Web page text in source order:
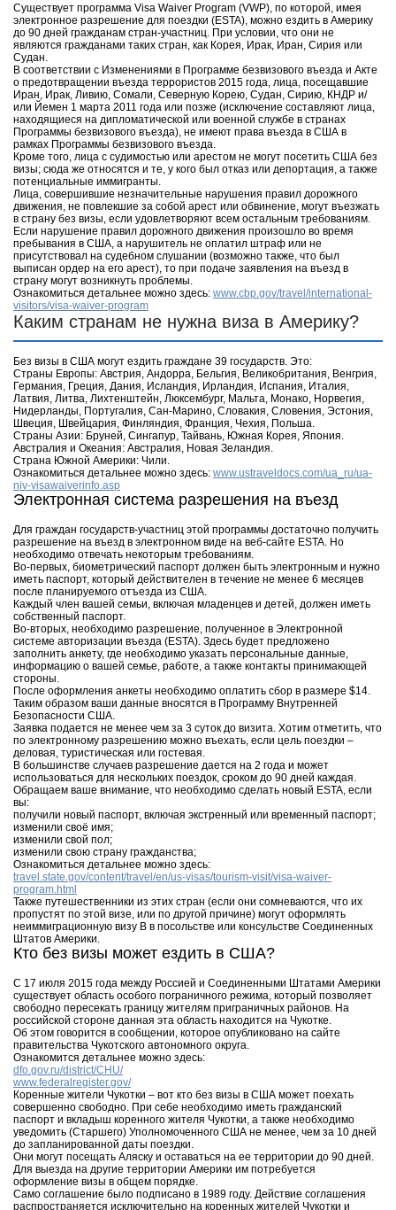
Существует программа Visa Waiver Program (VWP), по которой, имея
электронное разрешение для поездки (ESTA), можно ездить в Америку
до 90 дней гражданам стран-участниц. При условии, что они не
являются гражданами таких стран, как Корея, Ирак, Иран, Сирия или
Судан.
В соответствии с Изменениями в Программе безвизового въезда и Акте
о предотвращении въезда террористов 2015 года, лица, посещавшие
Иран, Ирак, Ливию, Сомали, Северную Корею, Судан, Сирию, КНДР и/
или Йемен 1 марта 2011 года или позже (исключение составляют лица,
находящиеся на дипломатической или военной службе в странах
Программы безвизового въезда), не имеют права въезда в США в
рамках Программы безвизового въезда.
Кроме того, лица с судимостью или арестом не могут посетить США без
визы; сюда же относятся и те, у кого был отказ или депортация, а также
потенциальные иммигранты.
Лица, совершившие незначительные нарушения правил дорожного
движения, не повлекшие за собой арест или обвинение, могут въезжать
в страну без визы, если удовлетворяют всем остальным требованиям.
Если нарушение правил дорожного движения произошло во время
пребывания в США, а нарушитель не оплатил штраф или не
присутствовал на судебном слушании (возможно также, что был
выписан ордер на его арест), то при подаче заявления на въезд в
страну могут возникнуть проблемы.
Ознакомиться детальнее можно здесь: www.cbp.gov/travel/international-
visitors/visa-waiver-program
Каким странам не нужна виза в Америку?
Без визы в США могут ездить граждане 39 государств. Это:
Страны Европы: Австрия, Андорра, Бельгия, Великобритания, Венгрия,
Германия, Греция, Дания, Исландия, Ирландия, Испания, Италия,
Латвия, Литва, Лихтенштейн, Люксембург, Мальта, Монако, Норвегия,
Нидерланды, Португалия, Сан-Марино, Словакия, Словения, Эстония,
Швеция, Швейцария, Финляндия, Франция, Чехия, Польша.
Страны Азии: Бруней, Сингапур, Тайвань, Южная Корея, Япония.
Австралия и Океания: Австралия, Новая Зеландия.
Страна Южной Америки: Чили.
Ознакомиться детальнее можно здесь: www.ustraveldocs.com/ua_ru/ua-
niv-visawaiverinfo.asp
Электронная система разрешения на въезд
Для граждан государств-участниц этой программы достаточно получить
разрешение на въезд в электронном виде на веб-сайте ESTA. Но
необходимо отвечать некоторым требованиям.
Во-первых, биометрический паспорт должен быть электронным и нужно
иметь паспорт, который действителен в течение не менее 6 месяцев
после планируемого отъезда из США.
Каждый член вашей семьи, включая младенцев и детей, должен иметь
собственный паспорт.
Во-вторых, необходимо разрешение, полученное в Электронной
системе авторизации въезда (ESTA). Здесь будет предложено
заполнить анкету, где необходимо указать персональные данные,
информацию о вашей семье, работе, а также контакты принимающей
стороны.
После оформления анкеты необходимо оплатить сбор в размере $14.
Таким образом ваши данные вносятся в Программу Внутренней
Безопасности США.
Заявка подается не менее чем за 3 суток до визита. Хотим отметить, что
по электронному разрешению можно въехать, если цель поездки –
деловая, туристическая или гостевая.
В большинстве случаев разрешение дается на 2 года и может
использоваться для нескольких поездок, сроком до 90 дней каждая.
Обращаем ваше внимание, что необходимо сделать новый ESTA, если
вы:
получили новый паспорт, включая экстренный или временный паспорт;
изменили своё имя;
изменили свой пол;
изменили свою страну гражданства;
Ознакомиться детальнее можно здесь:
travel.state.gov/content/travel/en/us-visas/tourism-visit/visa-waiver-
program.html
Также путешественники из этих стран (если они сомневаются, что их
пропустят по этой визе, или по другой причине) могут оформлять
неиммиграционную визу B в посольстве или консульстве Соединенных
Штатов Америки.
Кто без визы может ездить в США?
С 17 июля 2015 года между Россией и Соединенными Штатами Америки
существует область особого пограничного режима, который позволяет
свободно пересекать границу жителям приграничных районов. На
российской стороне данная эта область находится на Чукотке.
Об этом говорится в сообщении, которое опубликовано на сайте
правительства Чукотского автономного округа.
Ознакомится детальнее можно здесь:
dfo.gov.ru/district/CHU/
www.federalregister.gov/
Коренные жители Чукотки – вот кто без визы в США может поехать
совершенно свободно. При себе необходимо иметь гражданский
паспорт и вкладыш коренного жителя Чукотки, а также необходимо
уведомить (Старшего) Уполномоченного США не менее, чем за 10 дней
до запланированной даты поездки.
Они могут посещать Аляску и оставаться на ее территории до 90 дней.
Для выезда на другие территории Америки им потребуется
оформление визы в общем порядке.
Само соглашение было подписано в 1989 году. Действие соглашения
распространяется исключительно на коренных жителей Чукотки и